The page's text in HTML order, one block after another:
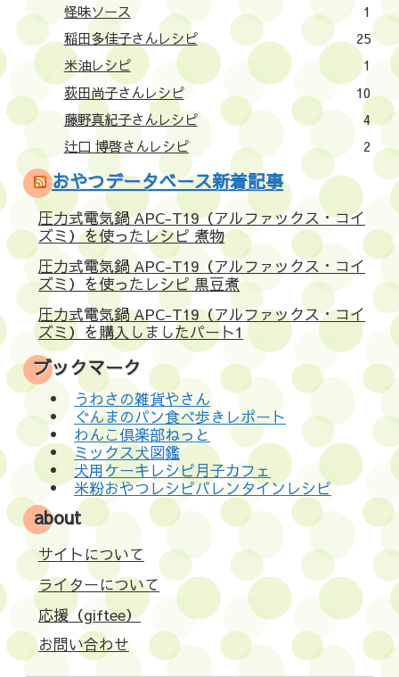
怪味ソース
1
稲田多佳子さんレシピ
25
米油レシピ
1
荻田尚子さんレシピ
10
藤野真紀子さんレシピ
4
辻口 博啓さんレシピ
2
おやつデータベース新着記事
圧力式電気鍋 APC-T19（アルファックス・コイ
ズミ）を使ったレシピ 煮物
圧力式電気鍋 APC-T19（アルファックス・コイ
ズミ）を使ったレシピ 黒豆煮
圧力式電気鍋 APC-T19（アルファックス・コイ
ズミ）を購入しましたパート1
ブックマーク
うわさの雑貨やさん
ぐんまのパン食べ歩きレポート
わんこ倶楽部ねっと
ミックス犬図鑑
犬用ケーキレシピ月子カフェ
米粉おやつレシピバレンタインレシピ
about
サイトについて
ライターについて
応援（giftee）
お問い合わせ